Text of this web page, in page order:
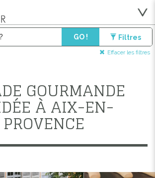
GO ! Filtres
Effacer les filtres
GOURMANDE
À AIX-EN-
PROVENCE